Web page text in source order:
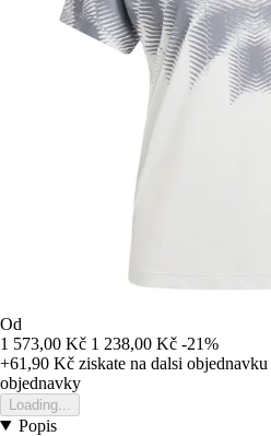
Od
1 573,00 Kč 1 238,00 Kč -21%
+61,90 Kč ziskate na dalsi objednavku
objednavky
Loading...
Popis